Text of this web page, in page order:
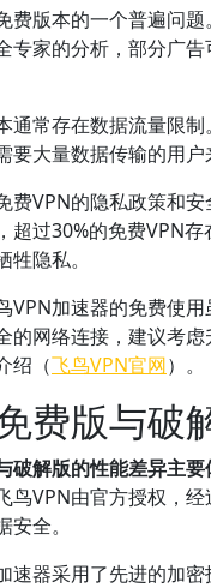
费版本的一个普遍问
专家的分析，部分广
通常存在数据流量限
要大量数据传输的用
费VPN的隐私政策和
超过30%的免费VPN
隐私。
VPN加速器的免费使
的网络连接，建议考
绍（飞鸟VPN官网）。
费版与破
破解版的性能差异主
鸟VPN由官方授权，
全。
速器采用了先进的加